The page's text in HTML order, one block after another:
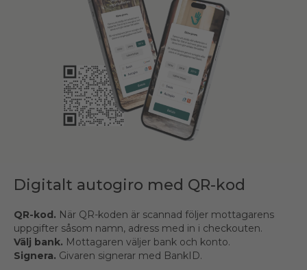
Digitalt autogiro med QR-kod
QR-kod. När QR-koden är scannad följer mottagarens
uppgifter såsom namn, adress med in i checkouten.
Välj bank. Mottagaren väljer bank och konto.
Signera. Givaren signerar med BankID.
Digitalt autogiro med QR-kod
QR-kod. När QR-koden är scannad följer mottagarens
uppgifter såsom namn, adress med in i checkouten.
Välj bank. Mottagaren väljer bank och konto.
Signera. Givaren signerar med BankID.